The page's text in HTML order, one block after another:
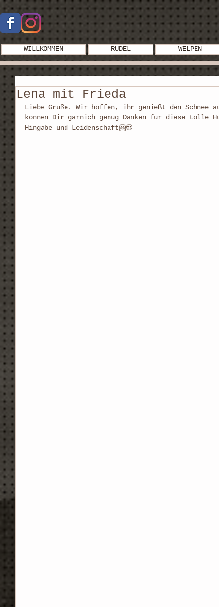
WILLKOMMEN RUDEL WELPEN
Lena mit Frieda
Liebe Grüße. Wir hoffen, ihr genießt den Schnee
können Dir garnich genug Danken für diese tolle
Hingabe und Leidenschaft🤗😍